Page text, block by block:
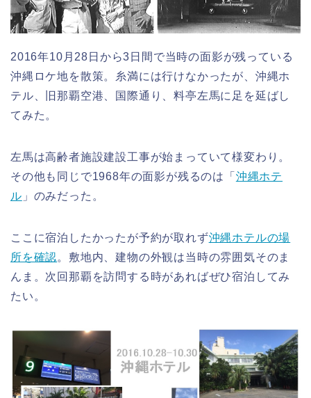
2016年10月28日から3日間で当時の面影が残っている
沖縄ロケ地を散策。糸満には行けなかったが、沖縄ホ
テル、旧那覇空港、国際通り、料亭左馬に足を延ばし
てみた。
左馬は高齢者施設建設工事が始まっていて様変わり。
その他も同じで1968年の面影が残るのは「 沖縄ホテ
ル 」のみだった。
ここに宿泊したかったが予約が取れず沖縄ホテルの場
所を確認。敷地内、建物の外観は当時の雰囲気そのま
んま。次回那覇を訪問する時があればぜひ宿泊してみ
たい。